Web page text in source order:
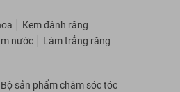
Kem đánh răng
nước Làm trắng răng
Bộ sản phẩm chăm sóc tóc